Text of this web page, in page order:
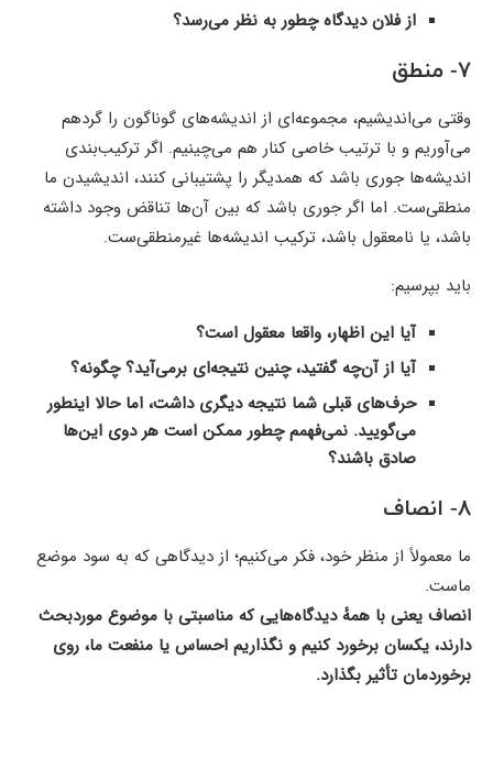
از فلان دیدگاه چطور به نظر می‌رسد؟
۷- منطق
وقتی می‌اندیشیم، مجموعه‌ای از اندیشه‌های گوناگون را گرد‌هم
می‌آوریم و با ترتیب خاصی کنار هم می‌چینیم. اگر ترکیب‌بندی
اندیشه‌ها جوری باشد که همدیگر را پشتیبانی کنند، اندیشیدن ما
منطقی‌ست. اما اگر جوری باشد که بین آن‌ها تناقض وجود داشته
باشد، یا نامعقول باشد، ترکیب اندیشه‌ها غیرمنطقی‌ست.
باید بپرسیم:
آیا این اظهار، واقعا معقول است؟
آیا از آن‌چه گفتید، چنین نتیجه‌ای برمی‌آید؟ چگونه؟
حرف‌های قبلی شما نتیجه دیگری داشت، اما حالا اینطور
می‌گویید. نمی‌فهمم چطور ممکن است هر دوی این‌ها
صادق باشند؟
۸- انصاف
ما معمولاً از منظر خود، فکر می‌کنیم؛ از دیدگاهی که به سود موضع
ماست.
انصاف یعنی با همهٔ دیدگاه‌هایی که مناسبتی با موضوع موردبحث
دارند، یکسان برخورد کنیم و نگذاریم احساس یا منفعت ما، روی
برخوردمان تأثیر بگذارد.